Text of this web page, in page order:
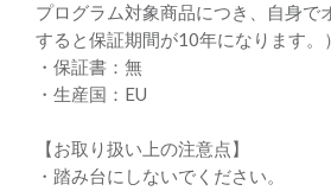
プログラム対象商品につき、自身で
すると保証期間が10年になります。）
・保証書：無
・生産国：EU
【お取り扱い上の注意点】
・踏み台にしないでください。